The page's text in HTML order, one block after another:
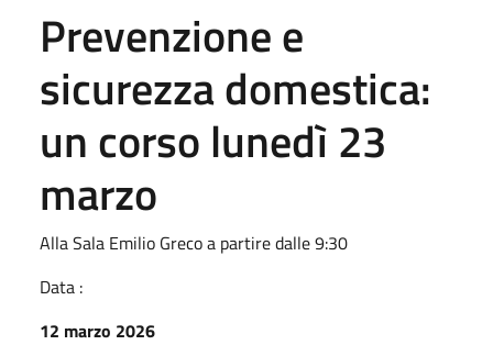
Prevenzione e
sicurezza domestica:
un corso lunedì 23
marzo
Alla Sala Emilio Greco a partire dalle 9:30
Data :
12 marzo 2026